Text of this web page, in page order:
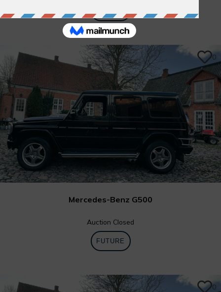
Mercedes-Benz G500
Auction Closed
FUTURE
0
0